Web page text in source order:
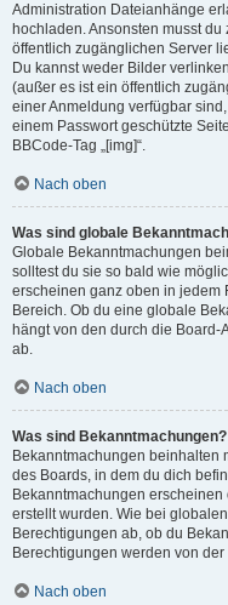
Administration Dateianhänge
hochladen. Ansonsten musst
öffentlich zugänglichen Server
Du kannst weder Bilder
(außer es ist ein öffentlich
einer Anmeldung verfügbar
einem Passwort geschützte
BBCode-Tag „[img]“.
Nach oben
Was sind globale
Globale Bekanntmachungen
solltest du sie so bald wie
erscheinen ganz oben in jedem
Bereich. Ob du eine globale
hängt von den durch die
ab.
Nach oben
Was sind Bekanntmachungen?
Bekanntmachungen beinhalten
des Boards, in dem du dich
Bekanntmachungen
erstellt wurden. Wie bei
Berechtigungen ab, ob du
Berechtigungen werden von
Nach oben